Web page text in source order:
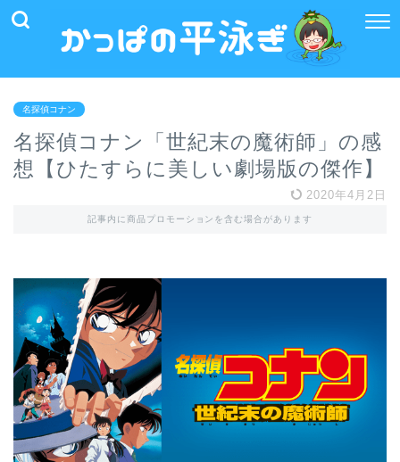
名探偵コナン
名探偵コナン「世紀末の魔術師」の感
想【ひたすらに美しい劇場版の傑作】
2020年4月2日
記事内に商品プロモーションを含む場合があります